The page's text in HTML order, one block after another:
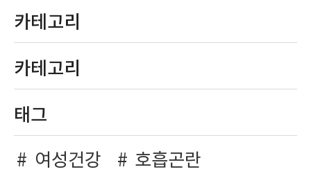
카테고리
카테고리
태그
여성건강
호흡곤란